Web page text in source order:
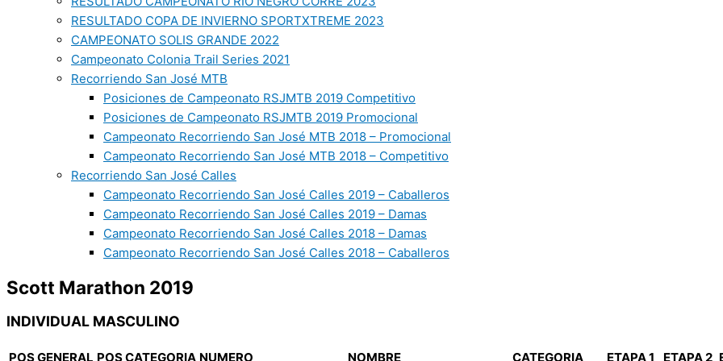
RESULTADO COPA DE INVIERNO SPORTXTREME 2023
CAMPEONATO SOLIS GRANDE 2022
Campeonato Colonia Trail Series 2021
Recorriendo San José MTB
Posiciones de Campeonato RSJMTB 2019 Competitivo
Posiciones de Campeonato RSJMTB 2019 Promocional
Campeonato Recorriendo San José MTB 2018 – Promocional
Campeonato Recorriendo San José MTB 2018 – Competitivo
Recorriendo San José Calles
Campeonato Recorriendo San José Calles 2019 – Caballeros
Campeonato Recorriendo San José Calles 2019 – Damas
Campeonato Recorriendo San José Calles 2018 – Damas
Campeonato Recorriendo San José Calles 2018 – Caballeros
Scott Marathon 2019
INDIVIDUAL MASCULINO
POS GENERAL POS CATEGORIA NUMERO NOMBRE CATEGORIA ETAPA 1 ETAPA 2